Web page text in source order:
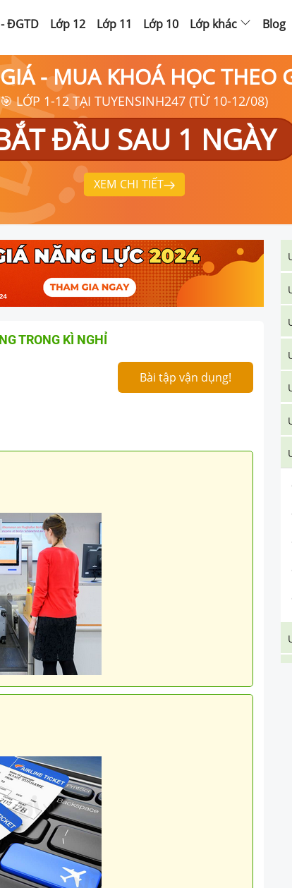
ĐGTD Lớp 12 Lớp 11 Lớp 10 Lớp khác Blog
- MUA KHOÁ HỌC THEO
🎯 LỚP 1-12 TẠI TUYENSINH247 (TỪ 10-12/08)
ĐẦU SAU 1 NGÀY
XEM CHI TIẾT
TRONG KÌ NGHỈ
Bài tập vận dụng!